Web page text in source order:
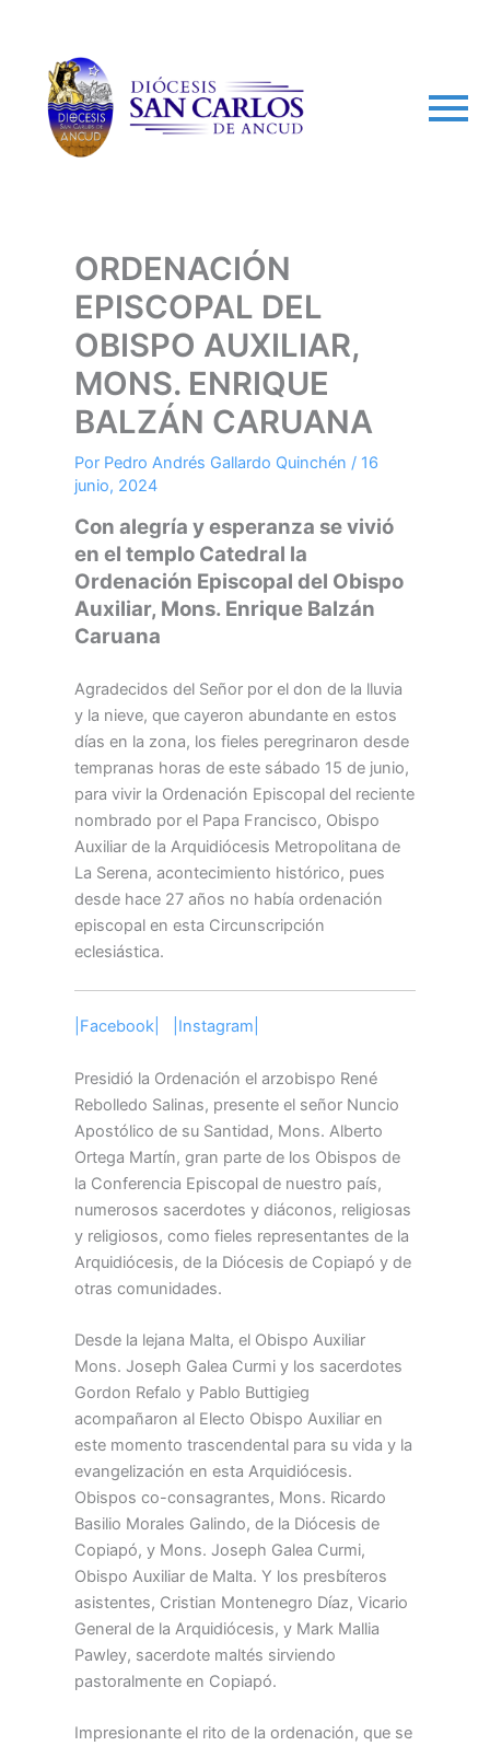
ORDENACIÓN
EPISCOPAL DEL
OBISPO AUXILIAR,
MONS. ENRIQUE
BALZÁN CARUANA
Por Pedro Andrés Gallardo Quinchén / 16
junio, 2024
Con alegría y esperanza se vivió
en el templo Catedral la
Ordenación Episcopal del Obispo
Auxiliar, Mons. Enrique Balzán
Caruana
Agradecidos del Señor por el don de la lluvia
y la nieve, que cayeron abundante en estos
días en la zona, los fieles peregrinaron desde
tempranas horas de este sábado 15 de junio,
para vivir la Ordenación Episcopal del reciente
nombrado por el Papa Francisco, Obispo
Auxiliar de la Arquidiócesis Metropolitana de
La Serena, acontecimiento histórico, pues
desde hace 27 años no había ordenación
episcopal en esta Circunscripción
eclesiástica.
|Facebook| |Instagram|
Presidió la Ordenación el arzobispo René
Rebolledo Salinas, presente el señor Nuncio
Apostólico de su Santidad, Mons. Alberto
Ortega Martín, gran parte de los Obispos de
la Conferencia Episcopal de nuestro país,
numerosos sacerdotes y diáconos, religiosas
y religiosos, como fieles representantes de la
Arquidiócesis, de la Diócesis de Copiapó y de
otras comunidades.
Desde la lejana Malta, el Obispo Auxiliar
Mons. Joseph Galea Curmi y los sacerdotes
Gordon Refalo y Pablo Buttigieg
acompañaron al Electo Obispo Auxiliar en
este momento trascendental para su vida y la
evangelización en esta Arquidiócesis.
Obispos co-consagrantes, Mons. Ricardo
Basilio Morales Galindo, de la Diócesis de
Copiapó, y Mons. Joseph Galea Curmi,
Obispo Auxiliar de Malta. Y los presbíteros
asistentes, Cristian Montenegro Díaz, Vicario
General de la Arquidiócesis, y Mark Mallia
Pawley, sacerdote maltés sirviendo
pastoralmente en Copiapó.
Impresionante el rito de la ordenación, que se